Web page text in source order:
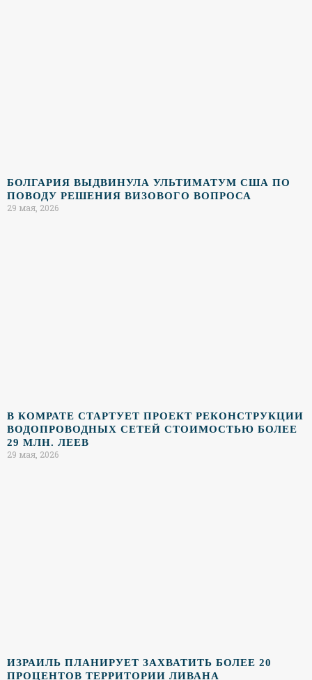
БОЛГАРИЯ ВЫДВИНУЛА УЛЬТИМАТУМ США ПО
ПОВОДУ РЕШЕНИЯ ВИЗОВОГО ВОПРОСА
29 мая, 2026
В КОМРАТЕ СТАРТУЕТ ПРОЕКТ РЕКОНСТРУКЦИИ
ВОДОПРОВОДНЫХ СЕТЕЙ СТОИМОСТЬЮ БОЛЕЕ
29 МЛН. ЛЕЕВ
29 мая, 2026
ИЗРАИЛЬ ПЛАНИРУЕТ ЗАХВАТИТЬ БОЛЕЕ 20
ПРОЦЕНТОВ ТЕРРИТОРИИ ЛИВАНА